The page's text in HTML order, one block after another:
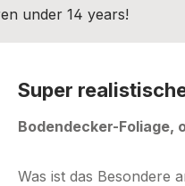
under 14 years!
Super
Bodendecker-Foliage,
Was ist das Besondere